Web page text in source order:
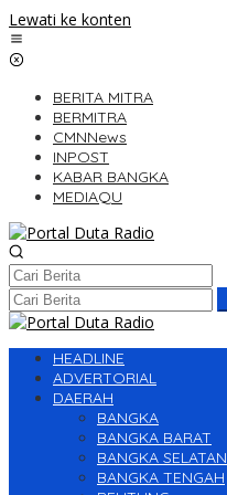
Lewati ke konten
BERITA MITRA
BERMITRA
CMNNews
INPOST
KABAR BANGKA
MEDIAQU
HEADLINE
ADVERTORIAL
DAERAH
BANGKA
BANGKA BARAT
BANGKA SELATAN
BANGKA TENGAH